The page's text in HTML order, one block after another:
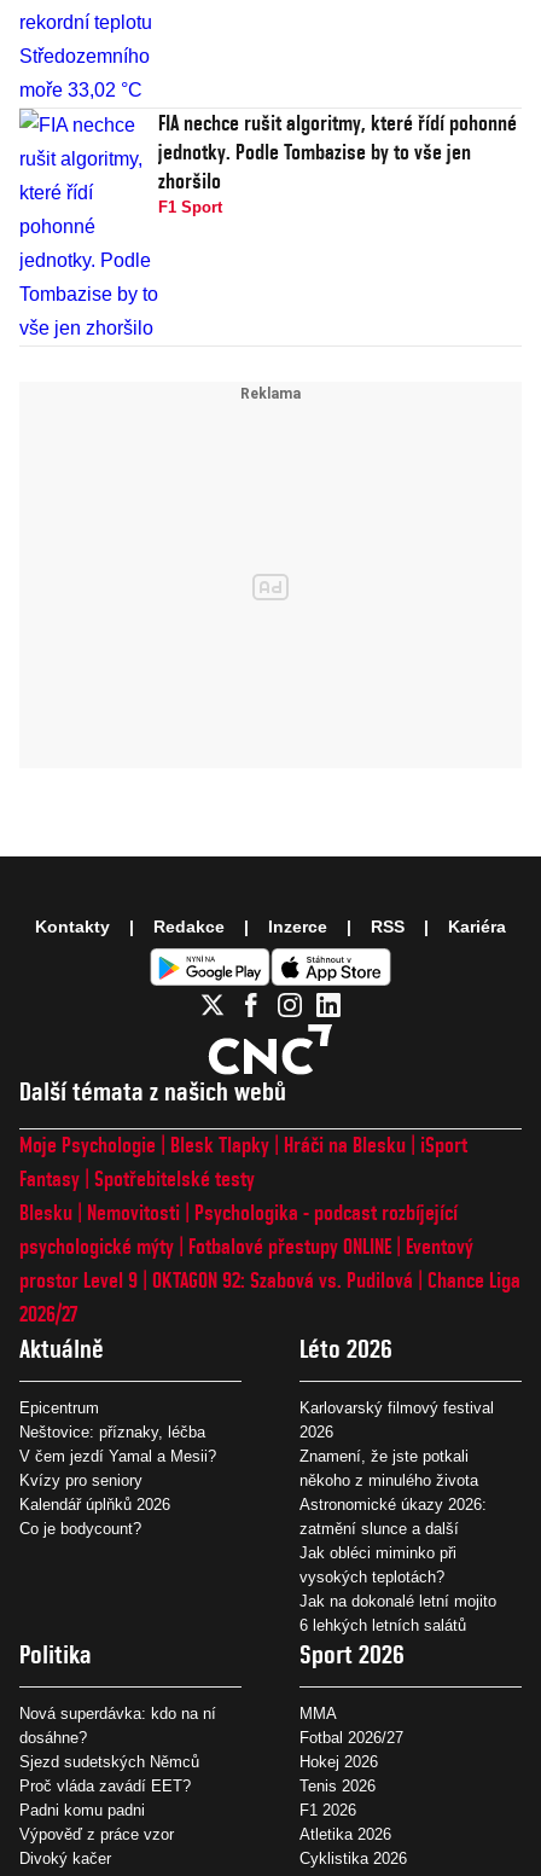
FIA nechce rušit algoritmy, které řídí pohonné
jednotky. Podle Tombazise by to vše jen
zhoršilo
F1 Sport
Další témata z našich webů
Moje Psychologie Blesk Tlapky Hráči na Blesku
iSport
Fantasy Spotřebitelské testy
Blesku
Nemovitosti
Psychologika - podcast rozbíjející
psychologické mýty
Fotbalové přestupy ONLINE
Eventový
prostor Level 9 OKTAGON 92: Szabová vs. Pudilová
Chance Liga
2026/27
Aktuálně
Epicentrum
Neštovice: příznaky, léčba
V čem jezdí Yamal a Mesii?
Kvízy pro seniory
Kalendář úplňků 2026
Co je bodycount?
Léto 2026
Karlovarský filmový festival
2026
Znamení, že jste potkali
někoho z minulého života
Astronomické úkazy 2026:
zatmění slunce a další
Jak obléci miminko při
vysokých teplotách?
Jak na dokonalé letní mojito
6 lehkých letních salátů
Politika
Nová superdávka: kdo na ní
dosáhne?
Sjezd sudetských Němců
Proč vláda zavádí EET?
Padni komu padni
Výpověď z práce vzor
Divoký kačer
Sport 2026
MMA
Fotbal 2026/27
Hokej 2026
Tenis 2026
F1 2026
Atletika 2026
Cyklistika 2026
Kontakty Redakce Inzerce RSS Kariéra